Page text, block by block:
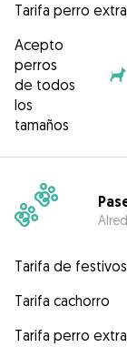
Tarifa perro extra
Acepto
perros
de todos
los
tamaños
Tarifa de festivos
Tarifa cachorro
Tarifa perro extra